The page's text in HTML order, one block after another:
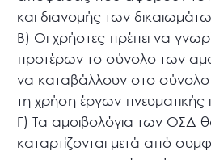
και διανομής των
Β) Οι χρήστες πρέπει να
προτέρων το σύνολο των
να καταβάλλουν στο σύνολο
τη χρήση έργων πνευματικής
Γ) Τα αμοιβολόγια των ΟΣΔ
καταρτίζονται μετά από